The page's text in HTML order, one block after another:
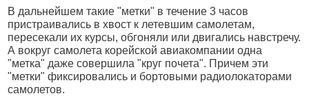
В дальнейшем такие "метки" в течение 3 часов
пристраивались в хвост к летевшим самолетам,
пересекали их курсы, обгоняли или двигались навстречу.
А вокруг самолета корейской авиакомпании одна
"метка" даже совершила "круг почета". Причем эти
"метки" фиксировались и бортовыми радиолокаторами
самолетов.